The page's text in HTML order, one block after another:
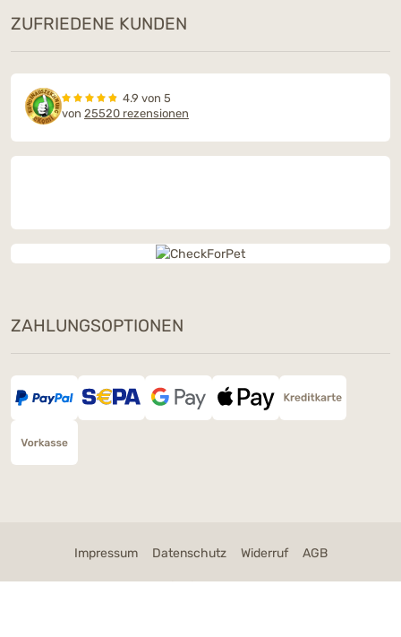
ZUFRIEDENE KUNDEN
4.9 von 5
von 25520 rezensionen
ZAHLUNGSOPTIONEN
Impressum Datenschutz Widerruf AGB
Cookie Einstellungen
Dieses Wochenende: Ein Snack
Deiner Wahl geschenkt
Bestelle am 8. & 9. August ab 90 € mit dem
SNACKLOVE
Deinen Gratis-Snack – nur solange der Vorrat